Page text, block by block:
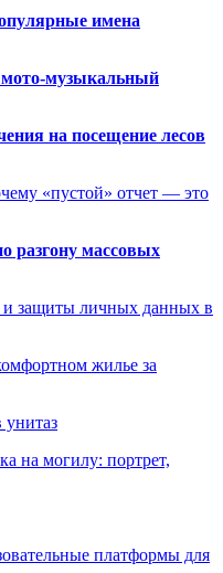
имена
музыкальный
на посещение лесов
«пустой» отчет — это
разгону массовых
защиты личных данных в
жилье за
унитаз
на могилу: портрет,
платформы для